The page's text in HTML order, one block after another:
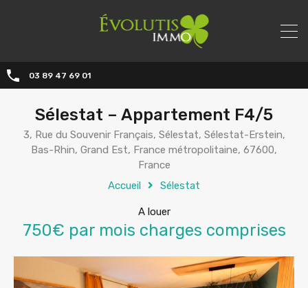
03 89 47 69 01
Sélestat – Appartement F4/5
3, Rue du Souvenir Français, Sélestat, Sélestat-Erstein,
Bas-Rhin, Grand Est, France métropolitaine, 67600,
France
Accueil
Sélestat
A louer
750€ par mois charges comprises